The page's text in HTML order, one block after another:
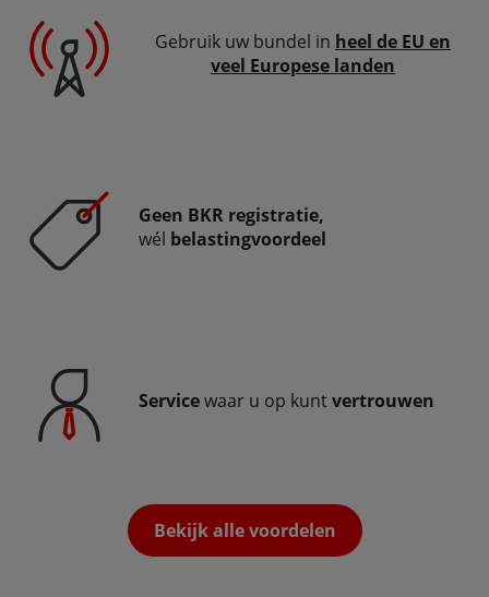
Gebruik uw bundel in heel de EU en
veel Europese landen
Geen BKR registratie,
wél belastingvoordeel
Servicewaar u op kuntvertrouwen
Bekijk alle voordelen